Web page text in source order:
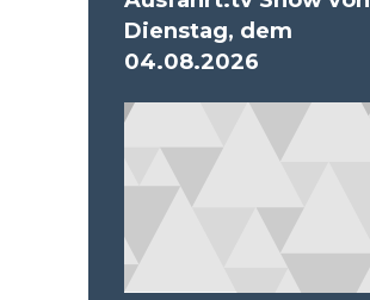
Dienstag, dem
04.08.2026